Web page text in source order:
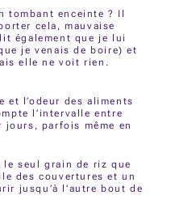
tombant enceinte ? Il
cela, mauvaise
également que je lui
je venais de boire) et
elle ne voit rien.
et l’odeur des aliments
l’intervalle entre
parfois même en
le seul grain de riz que
des couvertures et un
jusqu’à l’autre bout de